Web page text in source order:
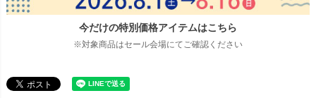
今だけの特別価格アイテムはこちら
※対象商品はセール会場にてご確認ください